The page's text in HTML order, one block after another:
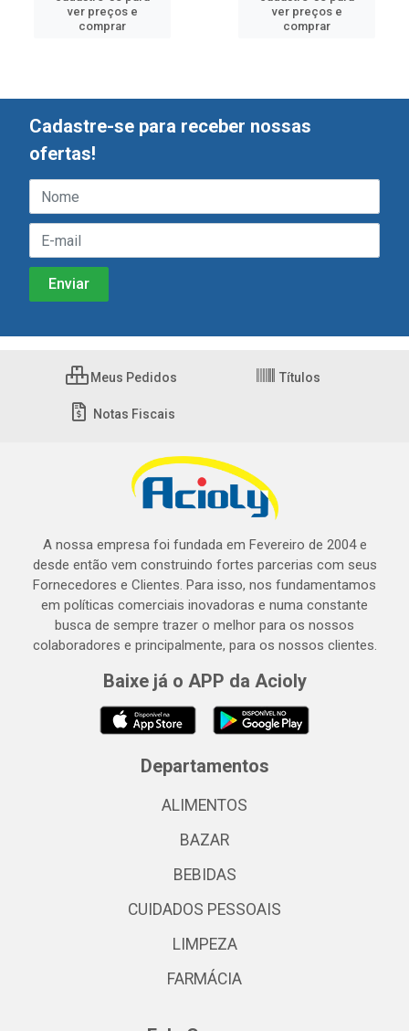
ver preços e
comprar
ver preços e
comprar
Cadastre-se para receber nossas
ofertas!
Meus Pedidos Títulos
Notas Fiscais
A nossa empresa foi fundada em Fevereiro de 2004 e
desde então vem construindo fortes parcerias com seus
Fornecedores e Clientes. Para isso, nos fundamentamos
em políticas comerciais inovadoras e numa constante
busca de sempre trazer o melhor para os nossos
colaboradores e principalmente, para os nossos clientes.
Baixe já o APP da Acioly
Departamentos
ALIMENTOS
BAZAR
BEBIDAS
CUIDADOS PESSOAIS
LIMPEZA
FARMÁCIA